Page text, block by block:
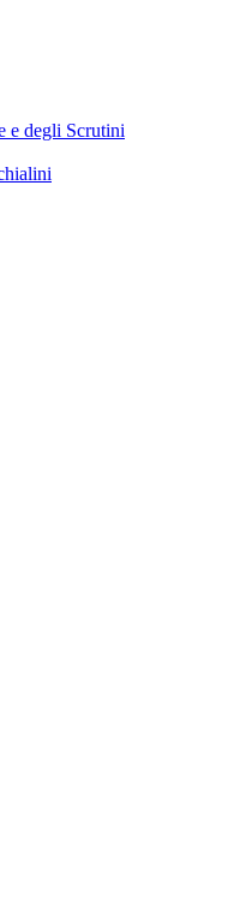
e degli Scrutini